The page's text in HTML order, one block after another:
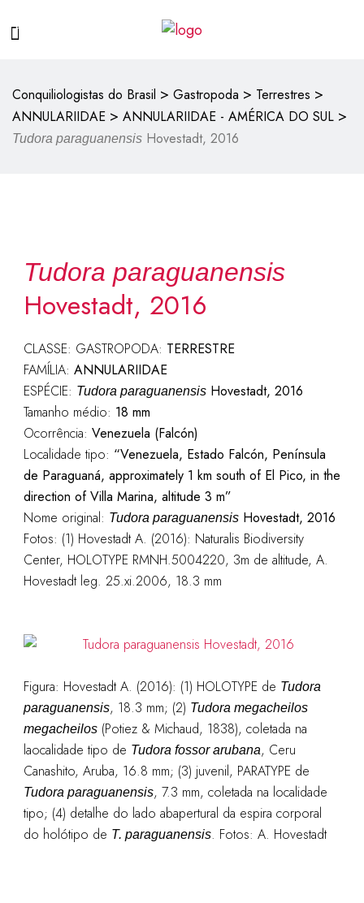
Conquiliologistas do Brasil > Gastropoda > Terrestres >
ANNULARIIDAE > ANNULARIIDAE - AMÉRICA DO SUL >
Tudora paraguanensis Hovestadt, 2016
Tudora paraguanensis
Hovestadt, 2016
CLASSE: GASTROPODA: TERRESTRE
FAMÍLIA: ANNULARIIDAE
ESPÉCIE: Tudora paraguanensisHovestadt, 2016
Tamanho médio: 18 mm
Ocorrência: Venezuela (Falcón)
Localidade tipo: “Venezuela, Estado Falcón, Península
de Paraguaná, approximately 1 km south of El Pico, in the
direction of Villa Marina, altitude 3 m”
Nome original: Tudora paraguanensisHovestadt, 2016
Fotos: (1) Hovestadt A. (2016): Naturalis Biodiversity
Center, HOLOTYPE RMNH.5004220, 3m de altitude, A.
Hovestadt leg. 25.xi.2006, 18.3 mm
Figura: Hovestadt A. (2016): (1) HOLOTYPE de Tudora
paraguanensis, 18.3 mm; (2) Tudora megacheilos
megacheilos(Potiez & Michaud, 1838), coletada na
laocalidade tipo de Tudora fossor arubana, Ceru
Canashito, Aruba, 16.8 mm; (3) juvenil, PARATYPE de
Tudora paraguanensis, 7.3 mm, coletada na localidade
tipo; (4) detalhe do lado abapertural da espira corporal
do holótipo de T. paraguanensis. Fotos: A. Hovestadt